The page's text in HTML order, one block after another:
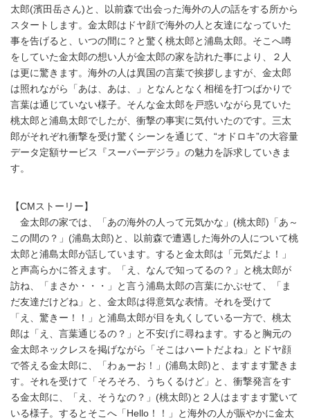
太郎(濱田岳さん)と、以前森で出会った海外の人の話をする所から
スタートします。金太郎はドヤ顔で海外の人と友達になっていた
事を告げると、いつの間に？と驚く桃太郎と浦島太郎。そこへ噂
をしていた金太郎の想い人が金太郎の家を訪れた事により、２人
は更に驚きます。海外の人は異国の言葉で挨拶しますが、金太郎
は照れながら「あは、あは、」となんとなく相槌を打つばかりで
言葉は通じていない様子。そんな金太郎を戸惑いながら見ていた
桃太郎と浦島太郎でしたが、衝撃の事実に気付いたのです。三太
郎がそれぞれ衝撃を受け驚くシーンを通じて、“オドロキ”の大容量
データ定額サービス『スーパーデジラ』の魅力を訴求していきま
す。
【CMストーリー】
金太郎の家では、「あの海外の人って元気かな」(桃太郎)「あ～
この間の？」(浦島太郎)と、以前森で遭遇した海外の人について桃
太郎と浦島太郎が話しています。すると金太郎は「元気だよ！」
と声高らかに答えます。「え、なんで知ってるの？」と桃太郎が
訪ね、「まさか・・・」と言う浦島太郎の言葉にかぶせて、「ま
だ友達だけどね」と、金太郎は得意気な表情。それを受けて
「え、驚きー！！」と浦島太郎が目を丸くしている一方で、桃太
郎は「え、言葉通じるの？」と不安げに尋ねます。すると胸元の
金太郎ネックレスを掲げながら「そこはハートだよね」とドヤ顔
で答える金太郎に、「わぁーお！」(浦島太郎)と、ますます驚きま
す。それを受けて「そろそろ、うちくるけど」と、衝撃発言をす
る金太郎に、「え、そうなの？」(桃太郎)と２人はますます驚いて
いる様子。するとそこへ「Hello！！」と海外の人が賑やかに金太